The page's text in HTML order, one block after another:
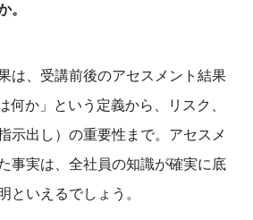
。
は、受講前後のアセスメント結果
何か」という定義から、リスク、
示出し）の重要性まで。アセスメ
事実は、全社員の知識が確実に底
といえるでしょう。